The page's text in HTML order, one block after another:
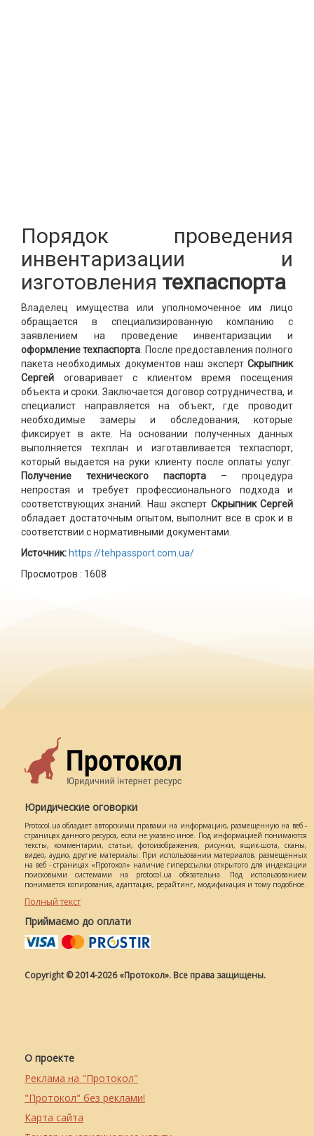
Порядок проведения
инвентаризации и
изготовления техпаспорта
Владелец имущества или уполномоченное им лицо
обращается в специализированную компанию с
заявлением на проведение инвентаризации и
оформление техпаспорта . После предоставления полного
пакета необходимых документов наш эксперт Скрыпник
Сергей оговаривает с клиентом время посещения
объекта и сроки. Заключается договор сотрудничества, и
специалист направляется на объект, где проводит
необходимые замеры и обследования, которые
фиксирует в акте. На основании полученных данных
выполняется техплан и изготавливается техпаспорт,
который выдается на руки клиенту после оплаты услуг.
Получение технического паспорта – процедура
непростая и требует профессионального подхода и
соответствующих знаний. Наш эксперт Скрыпник Сергей
обладает достаточным опытом, выполнит все в срок и в
соответствии с нормативными документами.
Источник: https://tehpassport.com.ua/
Просмотров : 1608
Юридические оговорки
Protocol.ua обладает авторскими правами на информацию, размещенную на веб -
страницах данного ресурса, если не указано иное. Под информацией понимаются
тексты, комментарии, статьи, фотоизображения, рисунки, ящик-шота, сканы,
видео, аудио, другие материалы. При использовании материалов, размещенных
на веб - страницах «Протокол» наличие гиперссылки открытого для индексации
поисковыми системами на protocol.ua обязательна. Под использованием
понимается копирования, адаптация, рерайтинг, модификация и тому подобное.
Полный текст
Приймаємо до оплати
Copyright © 2014-2026 «Протокол». Все права защищены.
О проекте
Реклама на "Протокол"
"Протокол" без реклами!
Карта сайта